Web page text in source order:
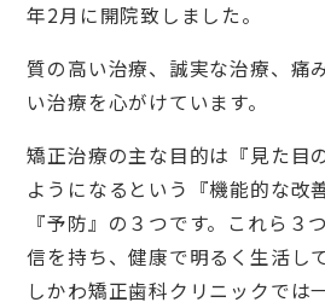
年2月に開院致しました。
質の高い治療、誠実な治療、痛
い治療を心がけています。
矯正治療の主な目的は『見た目
ようになるという『機能的な改
『予防』の３つです。これら３
信を持ち、健康で明るく生活し
しかわ矯正歯科クリニックでは